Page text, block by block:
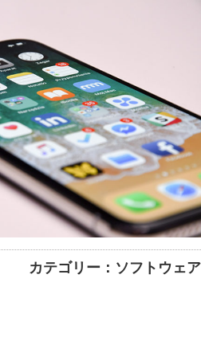
カテゴリー：ソフトウェア